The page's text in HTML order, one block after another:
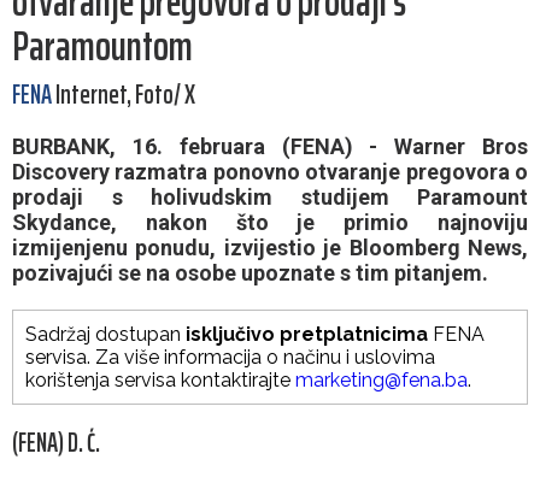
Paramountom
FENAInternet, Foto/ X
BURBANK, 16. februara (FENA) - Warner Bros
Discovery razmatra ponovno otvaranje pregovora o
prodaji s holivudskim studijem Paramount
Skydance, nakon što je primio najnoviju
izmijenjenu ponudu, izvijestio je Bloomberg News,
pozivajući se na osobe upoznate s tim pitanjem.
Sadržaj dostupan isključivo pretplatnicima FENA
servisa. Za više informacija o načinu i uslovima
korištenja servisa kontaktirajte marketing@fena.ba.
(FENA) D. Ć.